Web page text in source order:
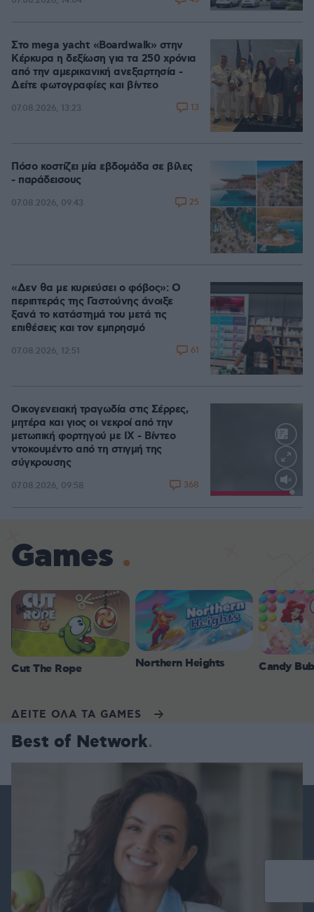
Στο mega yacht «Boardwalk» στην
Κέρκυρα η δεξίωση για τα 250 χρόνια
από την αμερικανική ανεξαρτησία -
Δείτε φωτογραφίες και βίντεο
07.08.2026, 13:23 13
Πόσο κοστίζει μία εβδομάδα σε βίλες
- παράδεισους
07.08.2026, 09:43 25
«Δεν θα με κυριεύσει ο φόβος»: Ο
περιπτεράς της Γαστούνης άνοιξε
ξανά το κατάστημά του μετά τις
επιθέσεις και τον εμπρησμό
07.08.2026, 12:51 61
Loaded:
Οικογενειακή τραγωδία στις Σέρρες,
μητέρα και γιος οι νεκροί από την
μετωπική φορτηγού με ΙΧ - Βίντεο
ντοκουμέντο από τη στιγμή της
σύγκρουσης
07.08.2026, 09:58 368
Games
Cut The Rope Northern Heights Candy
ΔΕΙΤΕ ΟΛΑ ΤΑ GAMES
Best of Network